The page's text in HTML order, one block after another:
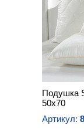
Подушка
50х70
Артикул: